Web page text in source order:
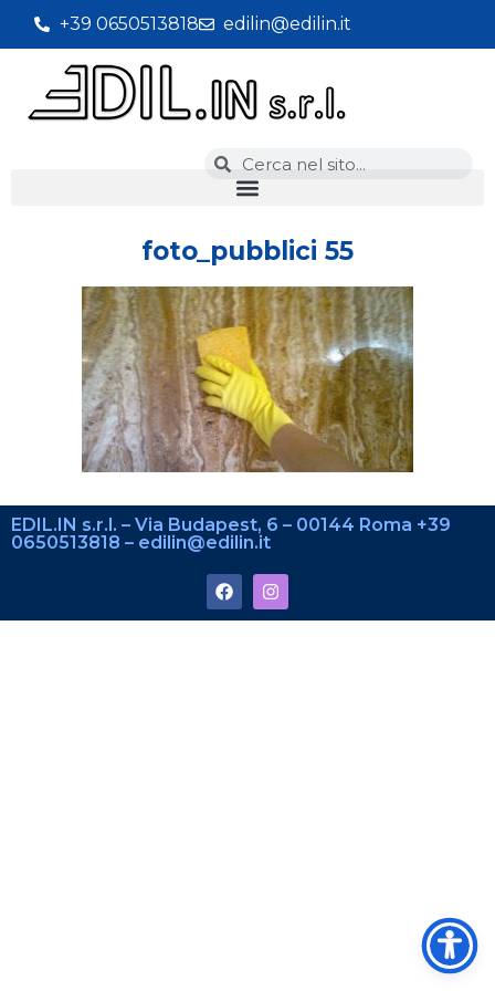
+39 0650513818 edilin@edilin.it
foto_pubblici 55
EDIL.IN s.r.l. – Via Budapest, 6 – 00144 Roma +39
0650513818 – edilin@edilin.it